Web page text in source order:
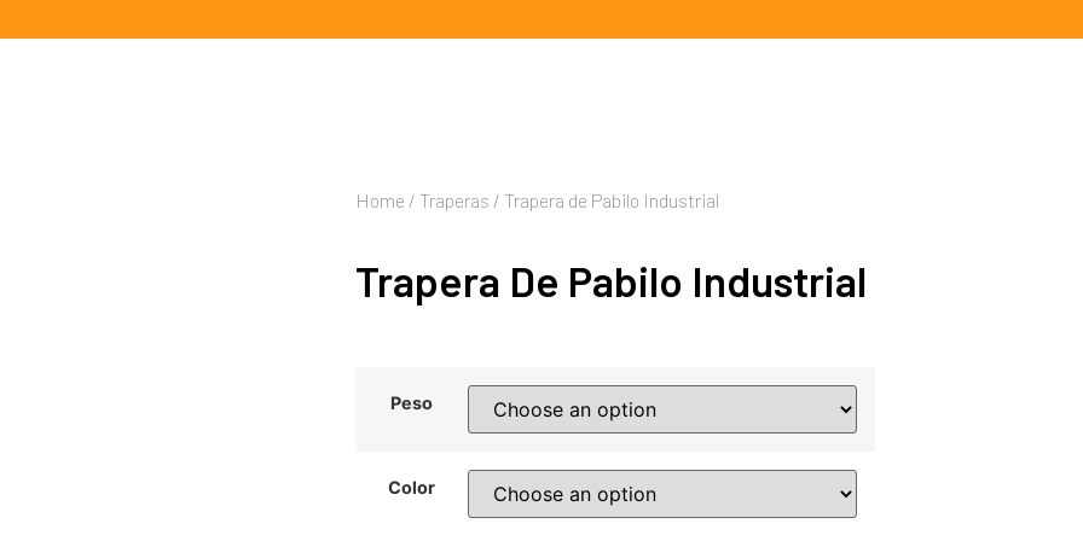
Home / Traperas / Trapera de Pabilo Industrial
Trapera De Pabilo Industrial
Peso
Color